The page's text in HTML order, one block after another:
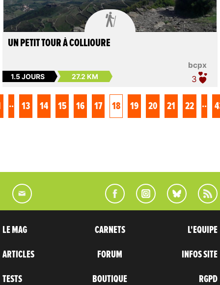

bcpx
UN PETIT TOUR À COLLIOURE
1.5 JOURS 27.2 KM 3
.. 13 14 15 16 17 18 19 20 21 22 ..
LE MAG
ARTICLES
TESTS
CARNETS
FORUM
BOUTIQUE
L'EQUIPE
INFOS SITE
RGPD